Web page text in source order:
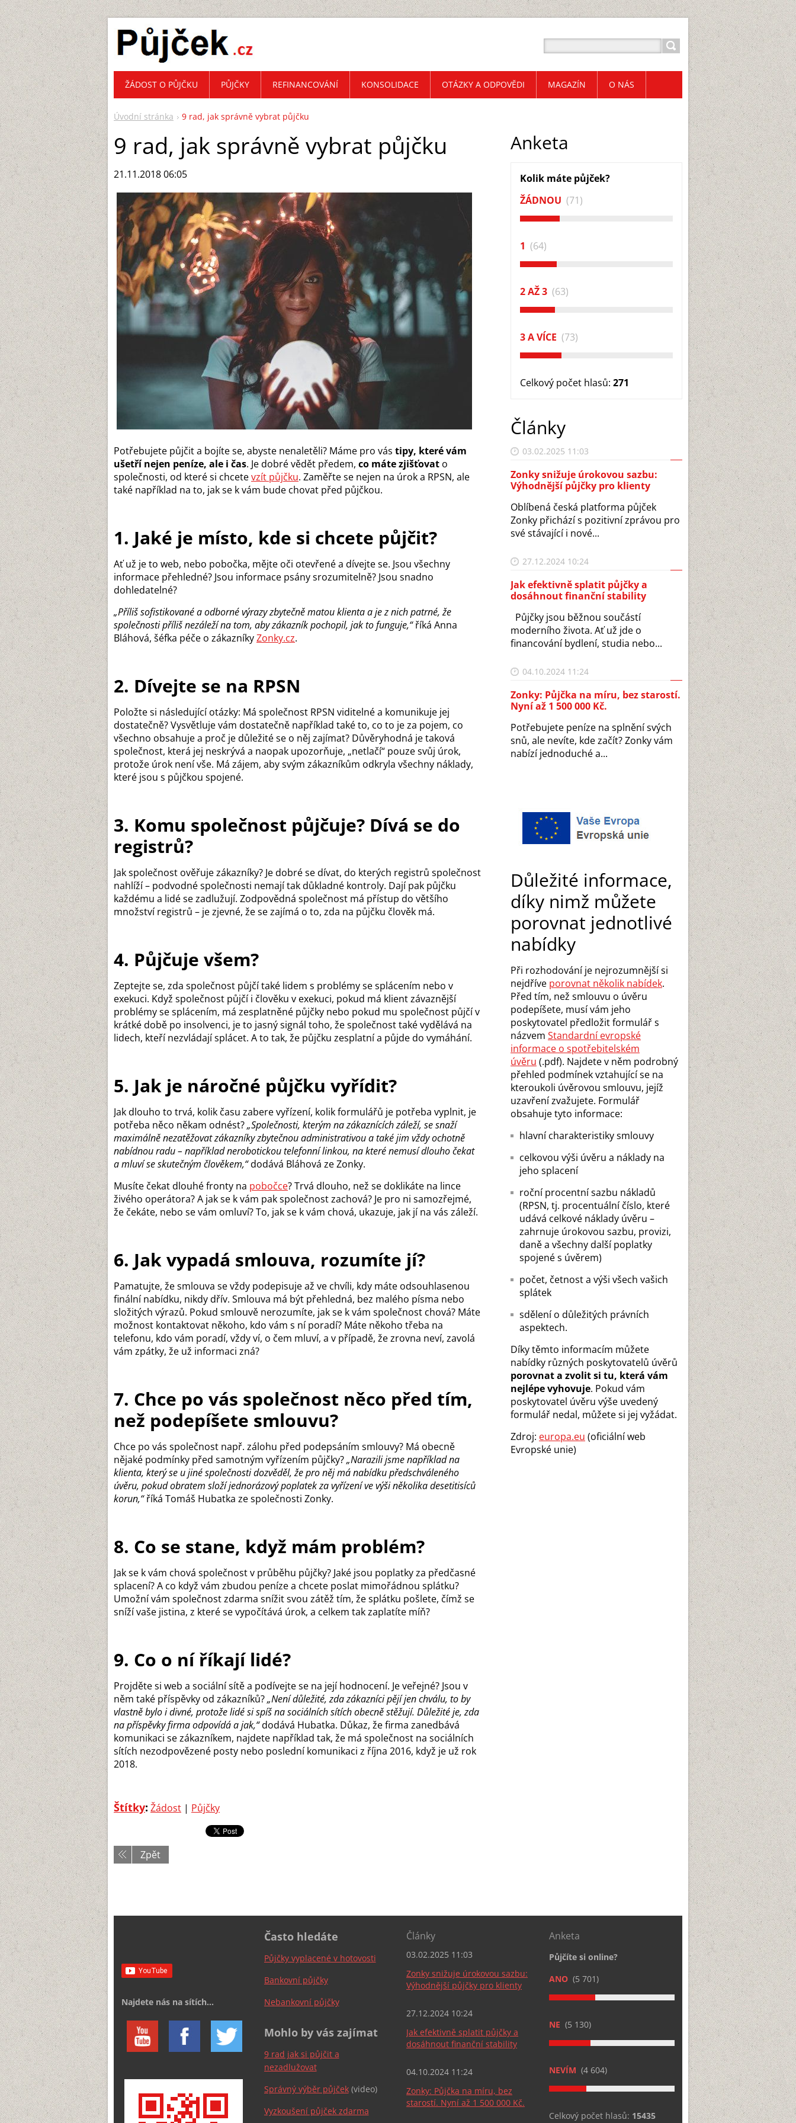
Úvodní stránka 9 rad, jak správně vybrat půjčku
9 rad, jak správně vybrat půjčku
21.11.2018 06:05
Potřebujete půjčit a bojíte se, abyste nenaletěli? Máme pro vás tipy, které vám
ušetří nejen peníze, ale i čas. Je dobré vědět předem, co máte zjišťovat o
společnosti, od které si chcetevzít půjčku. Zaměřte se nejen na úrok a RPSN, ale
také například na to, jak se k vám bude chovat před půjčkou.
1. Jaké je místo, kde si chcete půjčit?
Ať už je to web, nebo pobočka, mějte oči otevřené a dívejte se. Jsou všechny
informace přehledné? Jsou informace psány srozumitelně? Jsou snadno
dohledatelné?
„Příliš sofistikované a odborné výrazy zbytečně matou klienta a je z nich patrné, že
společnosti příliš nezáleží na tom, aby zákazník pochopil, jak to funguje,“říká Anna
Bláhová, šéfka péče o zákazníkyZonky.cz.
2. Dívejte se na RPSN
Položte si následující otázky: Má společnost RPSN viditelné a komunikuje jej
dostatečně? Vysvětluje vám dostatečně například také to, co to je za pojem, co
všechno obsahuje a proč je důležité se o něj zajímat? Důvěryhodná je taková
společnost, která jej neskrývá a naopak upozorňuje, „netlačí“ pouze svůj úrok,
protože úrok není vše. Má zájem, aby svým zákazníkům odkryla všechny náklady,
které jsou s půjčkou spojené.
3. Komu společnost půjčuje? Dívá se do
registrů?
Jak společnost ověřuje zákazníky? Je dobré se dívat, do kterých registrů společnost
nahlíží – podvodné společnosti nemají tak důkladné kontroly. Dají pak půjčku
každému a lidé se zadlužují. Zodpovědná společnost má přístup do většího
množství registrů – je zjevné, že se zajímá o to, zda na půjčku člověk má.
4. Půjčuje všem?
Zeptejte se, zda společnost půjčí také lidem s problémy se splácením nebo v
exekuci. Když společnost půjčí i člověku v exekuci, pokud má klient závaznější
problémy se splácením, má zesplatněné půjčky nebo pokud mu společnost půjčí v
krátké době po insolvenci, je to jasný signál toho, že společnost také vydělává na
lidech, kteří nezvládají splácet. A to tak, že půjčku zesplatní a půjde do vymáhání.
5. Jak je náročné půjčku vyřídit?
Jak dlouho to trvá, kolik času zabere vyřízení, kolik formulářů je potřeba vyplnit, je
potřeba něco někam odnést?„Společnosti, kterým na zákaznících záleží, se snaží
maximálně nezatěžovat zákazníky zbytečnou administrativou a také jim vždy ochotně
nabídnou radu – například nerobotickou telefonní linkou, na které nemusí dlouho čekat
a mluví se skutečným člověkem,“dodává Bláhová ze Zonky.
Musíte čekat dlouhé fronty na pobočce? Trvá dlouho, než se doklikáte na lince
živého operátora? A jak se k vám pak společnost zachová? Je pro ni samozřejmé,
že čekáte, nebo se vám omluví? To, jak se k vám chová, ukazuje, jak jí na vás záleží.
6. Jak vypadá smlouva, rozumíte jí?
Pamatujte, že smlouva se vždy podepisuje až ve chvíli, kdy máte odsouhlasenou
finální nabídku, nikdy dřív. Smlouva má být přehledná, bez malého písma nebo
složitých výrazů. Pokud smlouvě nerozumíte, jak se k vám společnost chová? Máte
možnost kontaktovat někoho, kdo vám s ní poradí? Máte někoho třeba na
telefonu, kdo vám poradí, vždy ví, o čem mluví, a v případě, že zrovna neví, zavolá
vám zpátky, že už informaci zná?
7. Chce po vás společnost něco před tím,
než podepíšete smlouvu?
Chce po vás společnost např. zálohu před podepsáním smlouvy? Má obecně
nějaké podmínky před samotným vyřízením půjčky?„Narazili jsme například na
klienta, který se u jiné společnosti dozvěděl, že pro něj má nabídku předschváleného
úvěru, pokud obratem složí jednorázový poplatek za vyřízení ve výši několika desetitisíců
korun,“říká Tomáš Hubatka ze společnosti Zonky.
8. Co se stane, když mám problém?
Jak se k vám chová společnost v průběhu půjčky? Jaké jsou poplatky za předčasné
splacení? A co když vám zbudou peníze a chcete poslat mimořádnou splátku?
Umožní vám společnost zdarma snížit svou zátěž tím, že splátku pošlete, čímž se
sníží vaše jistina, z které se vypočítává úrok, a celkem tak zaplatíte míň?
9. Co o ní říkají lidé?
Projděte si web a sociální sítě a podívejte se na její hodnocení. Je veřejné? Jsou v
něm také příspěvky od zákazníků?„Není důležité, zda zákazníci pějí jen chválu, to by
vlastně bylo i divné, protože lidé si spíš na sociálních sítích obecně stěžují. Důležité je, zda
na příspěvky firma odpovídá a jak,“dodává Hubatka. Důkaz, že firma zanedbává
komunikaci se zákazníkem, najdete například tak, že má společnost na sociálních
sítích nezodpovězené posty nebo poslední komunikaci z října 2016, když je už rok
2018.
Štítky: Žádost | Půjčky
Zpět
Anketa
Kolik máte půjček?
ŽÁDNOU (71)
1 (64)
2 AŽ 3 (63)
3 A VÍCE (73)
Celkový počet hlasů: 271
Články
03.02.2025 11:03
Zonky snižuje úrokovou sazbu:
Výhodnější půjčky pro klienty
Oblíbená česká platforma půjček
Zonky přichází s pozitivní zprávou pro
své stávající i nové...
27.12.2024 10:24
Jak efektivně splatit půjčky a
dosáhnout finanční stability
Půjčky jsou běžnou součástí
moderního života. Ať už jde o
financování bydlení, studia nebo...
04.10.2024 11:24
Zonky: Půjčka na míru, bez starostí.
Nyní až 1 500 000 Kč.
Potřebujete peníze na splnění svých
snů, ale nevíte, kde začít? Zonky vám
nabízí jednoduché a...
Důležité informace,
díky nimž můžete
porovnat jednotlivé
nabídky
Při rozhodování je nejrozumnější si
nejdříve porovnat několik nabídek.
Před tím, než smlouvu o úvěru
podepíšete, musí vám jeho
poskytovatel předložit formulář s
názvem Standardní evropské
informace o spotřebitelském
úvěru (.pdf). Najdete v něm podrobný
přehled podmínek vztahující se na
kteroukoli úvěrovou smlouvu, jejíž
uzavření zvažujete. Formulář
obsahuje tyto informace:
hlavní charakteristiky smlouvy
celkovou výši úvěru a náklady na
jeho splacení
roční procentní sazbu nákladů
(RPSN, tj. procentuální číslo, které
udává celkové náklady úvěru –
zahrnuje úrokovou sazbu, provizi,
daně a všechny další poplatky
spojené s úvěrem)
počet, četnost a výši všech vašich
splátek
sdělení o důležitých právních
aspektech.
Díky těmto informacím můžete
nabídky různých poskytovatelů úvěrů
porovnat a zvolit si tu, která vám
nejlépe vyhovuje. Pokud vám
poskytovatel úvěru výše uvedený
formulář nedal, můžete si jej vyžádat.
Zdroj: europa.eu (oficiální web
Evropské unie)
ŽÁDOST O PŮJČKU PŮJČKY REFINANCOVÁNÍ KONSOLIDACE OTÁZKY A ODPOVĚDI MAGAZÍN O NÁS
Najdete nás na sítích...
Často hledáte
Půjčky vyplacené v hotovosti
Bankovní půjčky
Nebankovní půjčky
Mohlo by vás zajímat
9 rad jak si půjčit a
nezadlužovat
Správný výběr půjček(video)
Vyzkoušení půjček zdarma
Články
03.02.2025 11:03
Zonky snižuje úrokovou sazbu:
Výhodnější půjčky pro klienty
27.12.2024 10:24
Jak efektivně splatit půjčky a
dosáhnout finanční stability
04.10.2024 11:24
Zonky: Půjčka na míru, bez
starostí. Nyní až 1 500 000 Kč.
Anketa
Půjčíte si online?
ANO (5 701)
NE (5 130)
NEVÍM (4 604)
Celkový počet hlasů: 15435